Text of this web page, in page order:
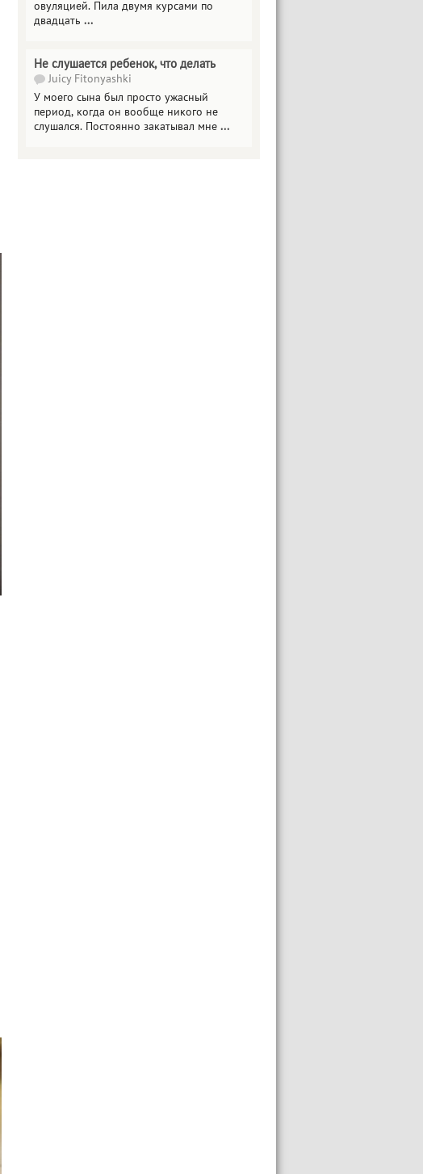
овуляцией. Пила двумя курсами по
двадцать ...
Не слушается ребенок, что делать
Juicy Fitonyashki
У моего сына был просто ужасный
период, когда он вообще никого не
слушался. Постоянно закатывал мне ...